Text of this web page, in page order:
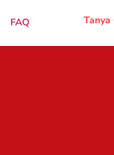
FAQ Tanya